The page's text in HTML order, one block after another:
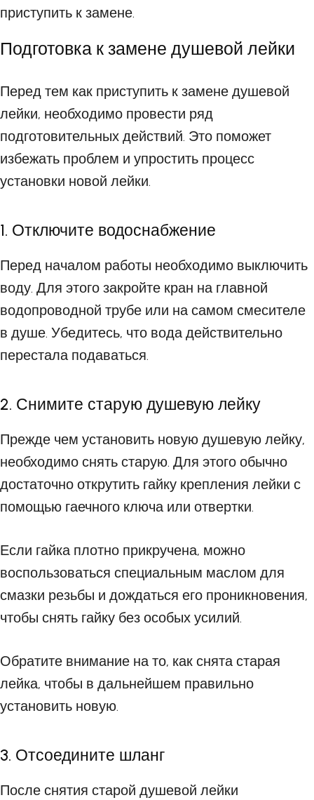
приступить к замене.
Подготовка к замене душевой лейки
Перед тем как приступить к замене душевой
лейки, необходимо провести ряд
подготовительных действий. Это поможет
избежать проблем и упростить процесс
установки новой лейки.
1. Отключите водоснабжение
Перед началом работы необходимо выключить
воду. Для этого закройте кран на главной
водопроводной трубе или на самом смесителе
в душе. Убедитесь, что вода действительно
перестала подаваться.
2. Снимите старую душевую лейку
Прежде чем установить новую душевую лейку,
необходимо снять старую. Для этого обычно
достаточно открутить гайку крепления лейки с
помощью гаечного ключа или отвертки.
Если гайка плотно прикручена, можно
воспользоваться специальным маслом для
смазки резьбы и дождаться его проникновения,
чтобы снять гайку без особых усилий.
Обратите внимание на то, как снята старая
лейка, чтобы в дальнейшем правильно
установить новую.
3. Отсоедините шланг
После снятия старой душевой лейки